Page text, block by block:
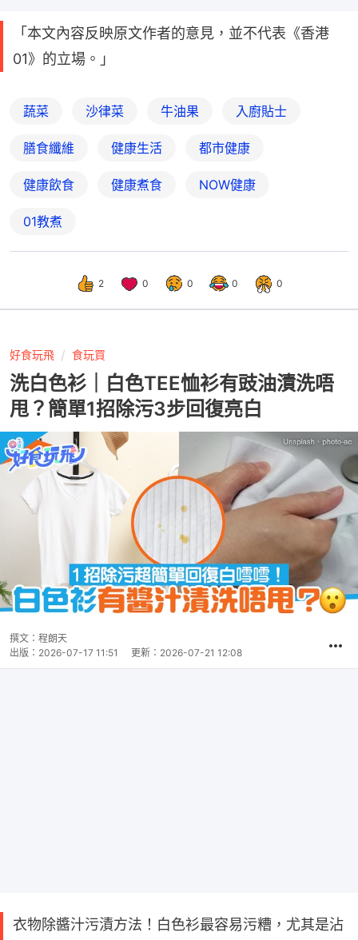
「本文內容反映原文作者的意見，並不代表《香港
01》的立場。」
蔬菜 沙律菜 牛油果 入廚貼士
膳食纖維 健康生活 都市健康
健康飲食 健康煮食 NOW健康
01教煮
2 0 0 0 0
好食玩飛 食玩買
洗白色衫｜白色TEE恤衫有豉油漬洗唔
甩？簡單1招除污3步回復亮白
撰文： 程朗天
出版： 2026-07-17 11:51 更新： 2026-07-21 12:08
衣物除醬汁污漬方法！白色衫最容易污糟，尤其是沾